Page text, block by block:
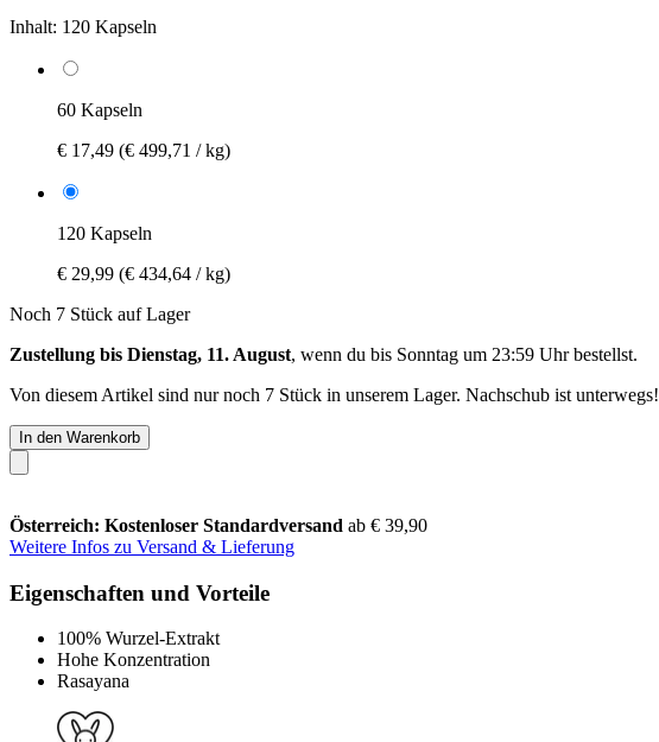
Inhalt: 120 Kapseln
60 Kapseln
€ 17,49 (€ 499,71 / kg)
120 Kapseln
€ 29,99 (€ 434,64 / kg)
Noch 7 Stück auf Lager
Zustellung bis Dienstag, 11. August, wenn du bis Sonntag um 23:59 Uhrbestellst.
Von diesem Artikel sind nur noch 7 Stück in unserem Lager. Nachschub ist
In den Warenkorb
Österreich: Kostenloser Standardversand ab € 39,90
Weitere Infos zu Versand & Lieferung
Eigenschaften und Vorteile
100% Wurzel-Extrakt
Hohe Konzentration
Rasayana